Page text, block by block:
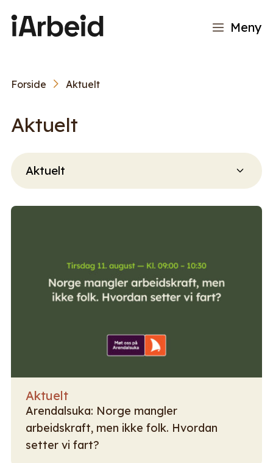
Meny
Forside Aktuelt
Aktuelt
Filtrer
Aktuelt
Arendalsuka: Norge mangler
arbeidskraft, men ikke folk. Hvordan
setter vi fart?